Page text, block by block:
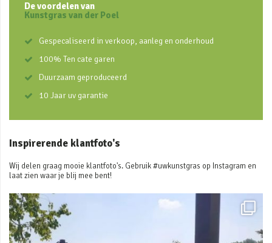
De voordelen van
Kunstgras van der Poel
Gespecaliseerd in verkoop, aanleg en onderhoud
100% Ten cate garen
Duurzaam geproduceerd
10 Jaar uv garantie
Inspirerende klantfoto's
Wij delen graag mooie klantfoto's. Gebruik #uwkunstgras op Instagram en
laat zien waar je blij mee bent!